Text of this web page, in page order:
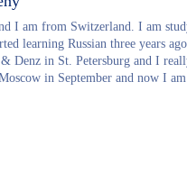
I am from Switzerland. I am
learning Russian three years
Denz in St. Petersburg and I
in September and now I